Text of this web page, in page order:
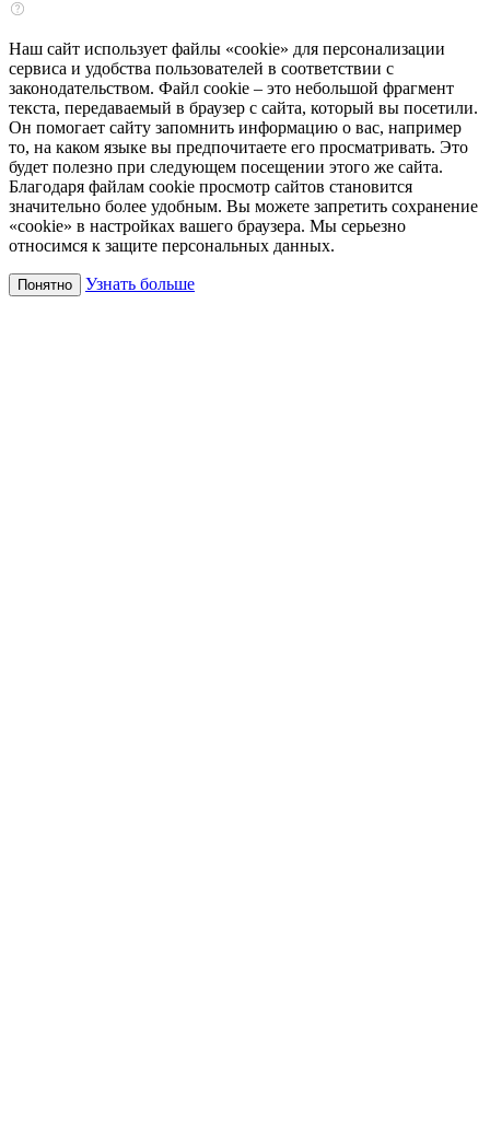
Наш сайт использует файлы «cookie» для персонализации
сервиса и удобства пользователей в соответствии с
законодательством. Файл cookie – это небольшой фрагмент
текста, передаваемый в браузер с сайта, который вы посетили.
Он помогает сайту запомнить информацию о вас, например
то, на каком языке вы предпочитаете его просматривать. Это
будет полезно при следующем посещении этого же сайта.
Благодаря файлам cookie просмотр сайтов становится
значительно более удобным. Вы можете запретить сохранение
«cookie» в настройках вашего браузера. Мы серьезно
относимся к защите персональных данных.
Понятно Узнать больше